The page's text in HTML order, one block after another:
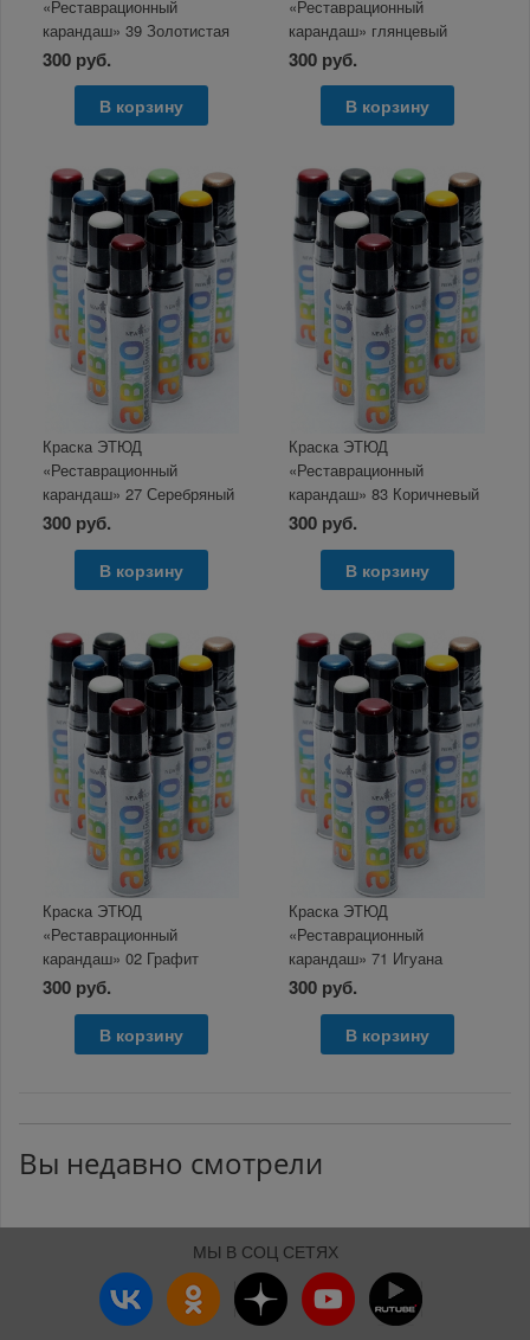
«Реставрационный
карандаш» 39 Золотистая
платина металлик 12мл
300 руб.
В корзину
«Реставрационный
карандаш» глянцевый
бесцветный 12мл
300 руб.
В корзину
Краска ЭТЮД
«Реставрационный
карандаш» 27 Серебряный
источник металлик 12мл
300 руб.
В корзину
Краска ЭТЮД
«Реставрационный
карандаш» 83 Коричневый
орех, 12мл
300 руб.
В корзину
Краска ЭТЮД
«Реставрационный
карандаш» 02 Графит
металлик 12мл
300 руб.
В корзину
Краска ЭТЮД
«Реставрационный
карандаш» 71 Игуана
металлик 12мл
300 руб.
В корзину
Вы недавно смотрели
МЫ В СОЦ СЕТЯХ